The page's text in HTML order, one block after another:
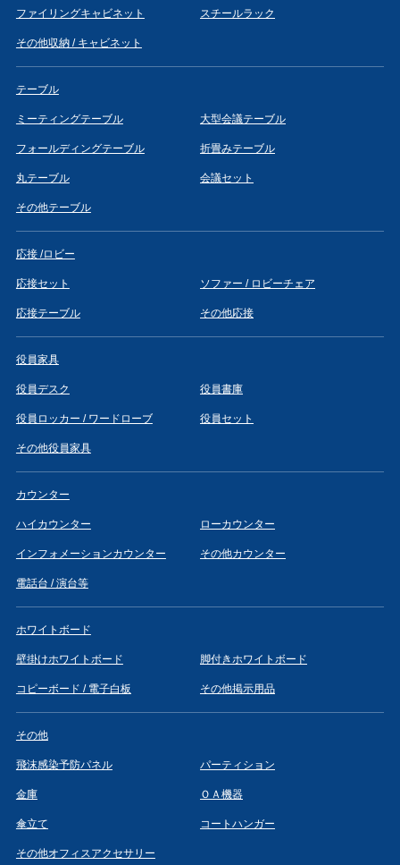
ファイリングキャビネット スチールラック
その他収納 / キャビネット
テーブル
ミーティングテーブル 大型会議テーブル
フォールディングテーブル 折畳みテーブル
丸テーブル 会議セット
その他テーブル
応接 /ロビー
応接セット ソファー / ロビーチェア
応接テーブル その他応接
役員家具
役員デスク 役員書庫
役員ロッカー / ワードローブ 役員セット
その他役員家具
カウンター
ハイカウンター ローカウンター
インフォメーションカウンター その他カウンター
電話台 / 演台等
ホワイトボード
壁掛けホワイトボード 脚付きホワイトボード
コピーボード / 電子白板 その他掲示用品
その他
飛沫感染予防パネル パーティション
金庫 ＯＡ機器
傘立て コートハンガー
その他オフィスアクセサリー